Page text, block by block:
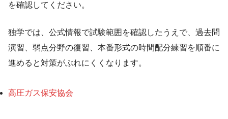
を確認してください。
独学では、公式情報で試験範囲を確認したうえで、過去問
演習、弱点分野の復習、本番形式の時間配分練習を順番に
進めると対策がぶれにくくなります。
高圧ガス保安協会